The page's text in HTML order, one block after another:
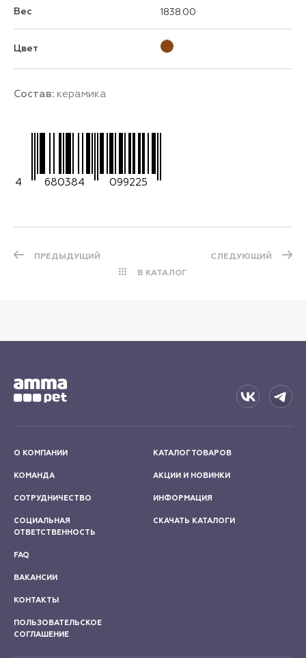
Вес 1838.00
Цвет
Состав: керамика
4 680384 099225
ПРЕДЫДУЩИЙ
В КАТАЛОГ
СЛЕДУЮЩИЙ
О КОМПАНИИ
КОМАНДА
СОТРУДНИЧЕСТВО
СОЦИАЛЬНАЯ
ОТВЕТСТВЕННОСТЬ
КАТАЛОГ ТОВАРОВ
АКЦИИ И НОВИНКИ
ИНФОРМАЦИЯ
СКАЧАТЬ КАТАЛОГИ
FAQ
ВАКАНСИИ
КОНТАКТЫ
ПОЛЬЗОВАТЕЛЬСКОЕ
СОГЛАШЕНИЕ